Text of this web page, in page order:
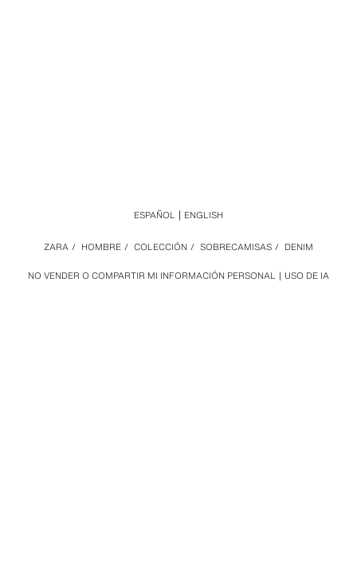
NO VENDER O COMPARTIR MI INFORMACIÓN PERSONAL USO DE IA
ZARA / HOMBRE / COLECCIÓN / SOBRECAMISAS / DENIM
ESPAÑOL ENGLISH